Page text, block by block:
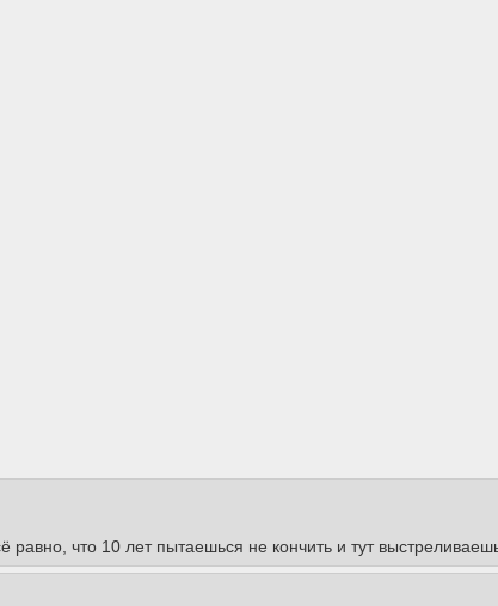
что 10 лет пытаешься не кончить и тут